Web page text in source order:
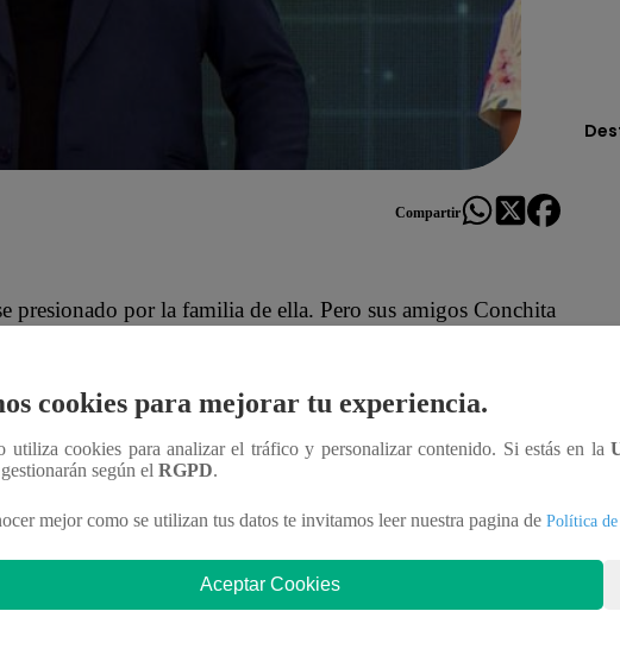
Compartir
presionado por la familia de ella. Pero sus amigos Conchita
Incluso, la mujer le aseguró que su prometida NO
buena pareja para Goyito.“Una mujer emprendedora,
como a ti. Que le gusta a la chela, que le gusta
con ella, te casas, porque tú estás seguro que te la va
recién te lo va a dar”
cookies para mejorar tu experiencia.
utiliza cookies para analizar el tráfico y personalizar contenido. Si estás en la
según el RGPD.
mejor como se utilizan tus datos te invitamos leer nuestra pagina de Política
Aceptar Cookies